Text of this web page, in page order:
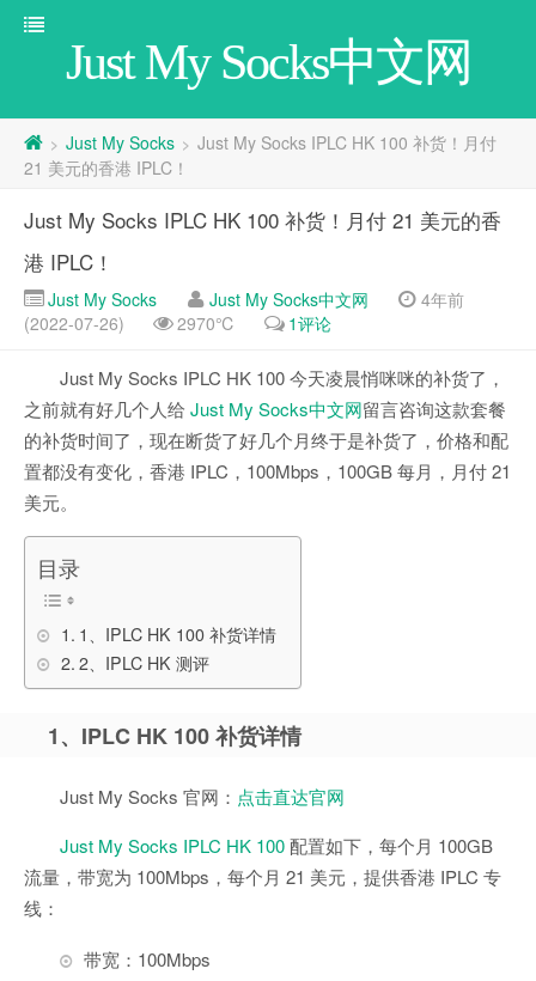
Just My Socks中文网
> Just My Socks > Just My Socks IPLC HK 100 补货！月付
21 美元的香港 IPLC！
Just My Socks IPLC HK 100 补货！月付 21 美元的香
港 IPLC！
Just My Socks Just My Socks中文网
4年前
(2022-07-26)
2970℃ 1评论
Just My Socks IPLC HK 100 今天凌晨悄咪咪的补货了，
之前就有好几个人给 Just My Socks中文网留言咨询这款套餐
的补货时间了，现在断货了好几个月终于是补货了，价格和配
置都没有变化，香港 IPLC，100Mbps，100GB 每月，月付 21
美元。
目录
1、IPLC HK 100 补货详情
2、IPLC HK 测评
1、IPLC HK 100 补货详情
Just My Socks 官网： 点击直达官网
Just My Socks IPLC HK 100配置如下，每个月 100GB
流量，带宽为 100Mbps，每个月 21 美元，提供香港 IPLC 专
线：
带宽：100Mbps